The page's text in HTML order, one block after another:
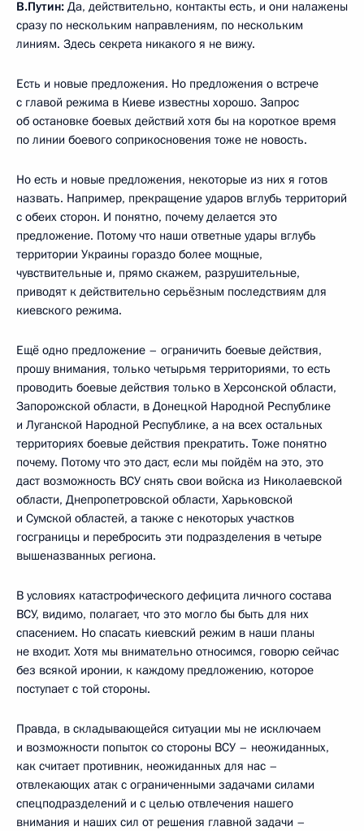
В.Путин: Да, действительно, контакты есть, и они налажены
сразу по нескольким направлениям, по нескольким
линиям. Здесь секрета никакого я не вижу.
Есть и новые предложения. Но предложения о встрече
с главой режима в Киеве известны хорошо. Запрос
об остановке боевых действий хотя бы на короткое время
по линии боевого соприкосновения тоже не новость.
Но есть и новые предложения, некоторые из них я готов
назвать. Например, прекращение ударов вглубь территорий
с обеих сторон. И понятно, почему делается это
предложение. Потому что наши ответные удары вглубь
территории Украины гораздо более мощные,
чувствительные и, прямо скажем, разрушительные,
приводят к действительно серьёзным последствиям для
киевского режима.
Ещё одно предложение – ограничить боевые действия,
прошу внимания, только четырьмя территориями, то есть
проводить боевые действия только в Херсонской области,
Запорожской области, в Донецкой Народной Республике
и Луганской Народной Республике, а на всех остальных
территориях боевые действия прекратить. Тоже понятно
почему. Потому что это даст, если мы пойдём на это, это
даст возможность ВСУ снять свои войска из Николаевской
области, Днепропетровской области, Харьковской
и Сумской областей, а также с некоторых участков
госграницы и перебросить эти подразделения в четыре
вышеназванных региона.
В условиях катастрофического дефицита личного состава
ВСУ, видимо, полагает, что это могло бы быть для них
спасением. Но спасать киевский режим в наши планы
не входит. Хотя мы внимательно относимся, говорю сейчас
без всякой иронии, к каждому предложению, которое
поступает с той стороны.
Правда, в складывающейся ситуации мы не исключаем
и возможности попыток со стороны ВСУ – неожиданных,
как считает противник, неожиданных для нас –
отвлекающих атак с ограниченными задачами силами
спецподразделений и с целью отвлечения нашего
внимания и наших сил от решения главной задачи –